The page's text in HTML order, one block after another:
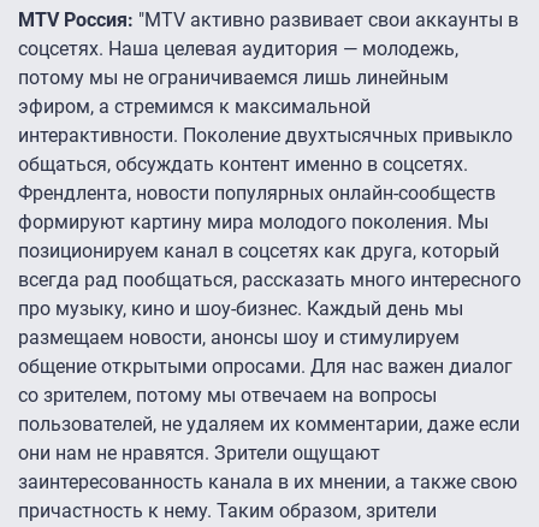
MTV Россия: "MTV активно развивает свои аккаунты в
соцсетях. Наша целевая аудитория — молодежь,
потому мы не ограничиваемся лишь линейным
эфиром, а стремимся к максимальной
интерактивности. Поколение двухтысячных привыкло
общаться, обсуждать контент именно в соцсетях.
Френдлента, новости популярных онлайн-сообществ
формируют картину мира молодого поколения. Мы
позиционируем канал в соцсетях как друга, который
всегда рад пообщаться, рассказать много интересного
про музыку, кино и шоу-бизнес. Каждый день мы
размещаем новости, анонсы шоу и стимулируем
общение открытыми опросами. Для нас важен диалог
со зрителем, потому мы отвечаем на вопросы
пользователей, не удаляем их комментарии, даже если
они нам не нравятся. Зрители ощущают
заинтересованность канала в их мнении, а также свою
причастность к нему. Таким образом, зрители